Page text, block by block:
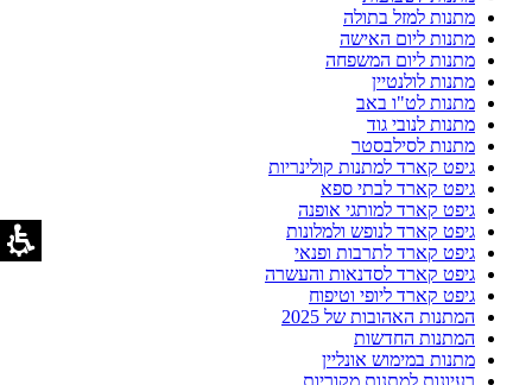
מתנות למזל בתולה
מתנות ליום האישה
מתנות ליום המשפחה
מתנות לולנטיין
מתנות לט"ו באב
מתנות לנובי גוד
מתנות לסילבסטר
גיפט קארד למתנות קולינריות
גיפט קארד לבתי ספא
גיפט קארד למותגי אופנה
גיפט קארד לנופש ולמלונות
גיפט קארד לתרבות ופנאי
גיפט קארד לסדנאות והעשרה
גיפט קארד ליופי וטיפוח
המתנות האהובות של 2025
המתנות החדשות
מתנות במימוש אונליין
רעיונות למתנות מקוריות